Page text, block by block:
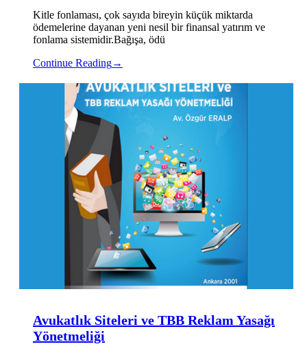
Kitle fonlaması, çok sayıda bireyin küçük miktarda
ödemelerine dayanan yeni nesil bir finansal yatırım ve
fonlama sistemidir.Bağışa, ödü
Continue Reading→
Avukatlık Siteleri ve TBB Reklam Yasağı
Yönetmeliği